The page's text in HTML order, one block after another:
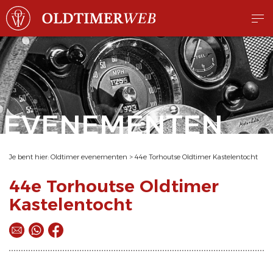
EVENEMENTEN
Je bent hier: Oldtimer evenementen > 44e Torhoutse Oldtimer Kastelentocht
44e Torhoutse Oldtimer
Kastelentocht